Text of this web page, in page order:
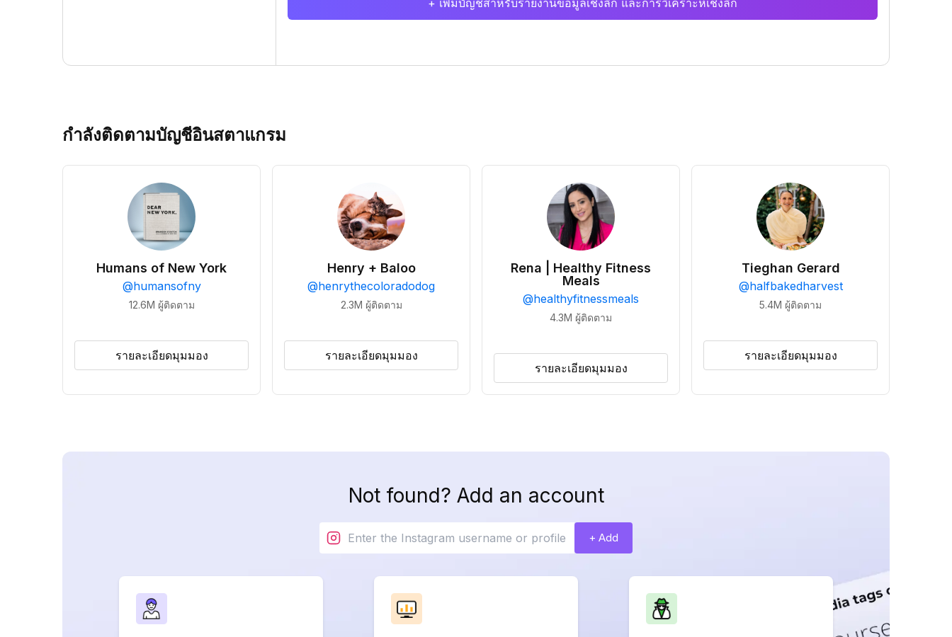
+ เพิ่มบัญชีสำหรับรายงานข้อมูลเชิงลึก และการวิเคราะห์เชิงลึก
กำลังติดตามบัญชีอินสตาแกรม
Humans of New York
@humansofny
12.6M ผู้ติดตาม
รายละเอียดมุมมอง
Henry + Baloo
@henrythecoloradodog
2.3M ผู้ติดตาม
รายละเอียดมุมมอง
Rena | Healthy Fitness
Meals
@healthyfitnessmeals
4.3M ผู้ติดตาม
รายละเอียดมุมมอง
Tieghan Gerard
@halfbakedharvest
5.4M ผู้ติดตาม
รายละเอียดมุมมอง
Not found? Add an account
+ Add